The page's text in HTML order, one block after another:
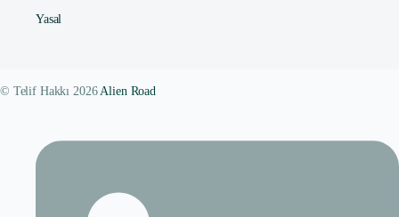
Yasal
© Telif Hakkı 2026Alien Road